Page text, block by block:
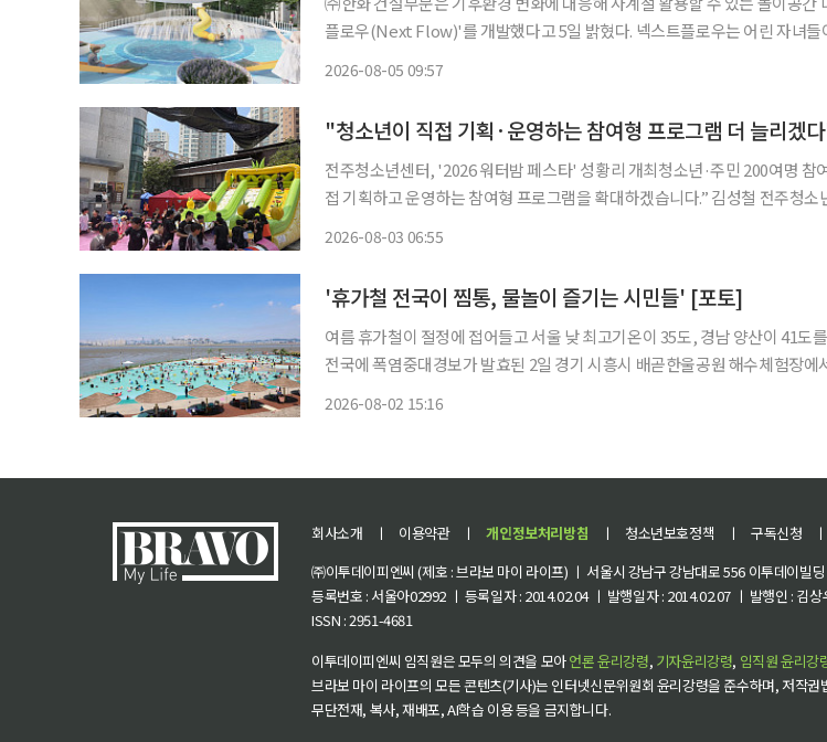
플로우(Next Flow)'를 개발했다고 5일 밝혔다. 넥스트플로우는 어린 자녀들이 날씨와 계절
2026-08-05 09:57
"청소년이 직접 기획·운영하는 참여형 프로그램 더 늘리겠
전주청소년센터, '2026 워터밤 페스타' 성황리 개최청소년·주민 200여명 참여 “청소년이
접 기획하고 운영하는 참여형 프로그램을 확대하겠습니다.” 김성철 전주청소년센터장은 지
2026-08-03 06:55
'휴가철 전국이 찜통, 물놀이 즐기는 시민들' [포토]
여름 휴가철이 절정에 접어들고 서울 낮 최고기온이 35도, 경남 양산이 41도
전국에 폭염중대경보가 발효된 2일 경기 시흥시 배곧한울공원 해수체험장에
2026-08-02 15:16
회사소개 ㅣ 이용약관 ㅣ 개인정보처리방침 ㅣ 청소년보호정책 ㅣ 구독신청 ㅣ
㈜이투데이피엔씨 (제호 : 브라보 마이 라이프) ㅣ 서울시 강남구 강남대로 556 이투데이빌
등록번호 : 서울아02992 ㅣ 등록일자 : 2014.02.04 ㅣ 발행일자 : 2014.02.07 ㅣ 발행인 : 김
ISSN : 2951-4681
이투데이피엔씨 임직원은 모두의 의견을 모아언론 윤리강령, 기자윤리강령, 임직원 윤리강
브라보 마이 라이프의 모든 콘텐츠(기사)는 인터넷신문위원회 윤리강령을 준수하며, 저작권
무단전재, 복사, 재배포, AI학습 이용 등을 금지합니다.